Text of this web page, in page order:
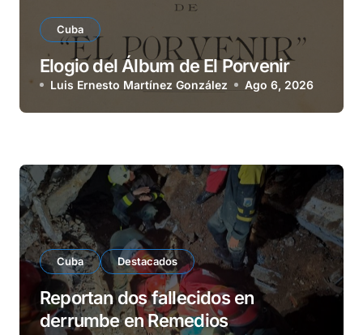
Cuba
Elogio del Álbum de El Porvenir
Luis Ernesto Martínez González Ago 6, 2026
Cuba Destacados
Reportan dos fallecidos en
derrumbe en Remedios